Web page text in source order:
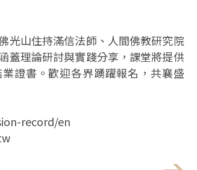
光山住持滿信法師、人間佛教研究院
蓋理論研討與實踐分享，課堂將提供
證書。歡迎各界踴躍報名，共襄盛
record/en